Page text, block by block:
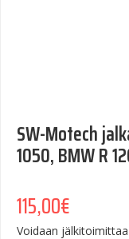
SW-Motech
1050, BMW R
115,00€
Voidaan jälkitoimittaa